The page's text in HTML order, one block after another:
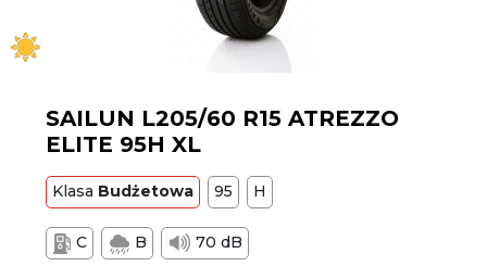
SAILUN L205/60 R15 ATREZZO
ELITE 95H XL
Klasa Budżetowa 95 H
C B 70 dB